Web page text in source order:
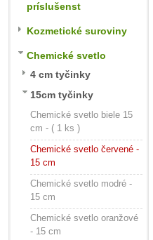
príslušenst
Kozmetické suroviny
Chemické svetlo
4 cm tyčinky
15cm tyčinky
Chemické svetlo biele 15
cm - ( 1 ks )
Chemické svetlo červené -
15 cm
Chemické svetlo modré -
15 cm
Chemické svetlo oranžové
- 15 cm